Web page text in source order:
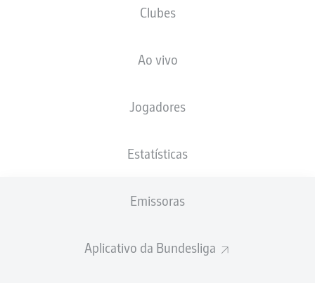
Clubes
Ao vivo
Jogadores
Estatísticas
Emissoras
Aplicativo da Bundesliga